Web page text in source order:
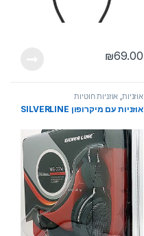
₪69.00
אוזניות, אוזניות חוטיות
אוזניות עם מיקרופון SILVERLINE